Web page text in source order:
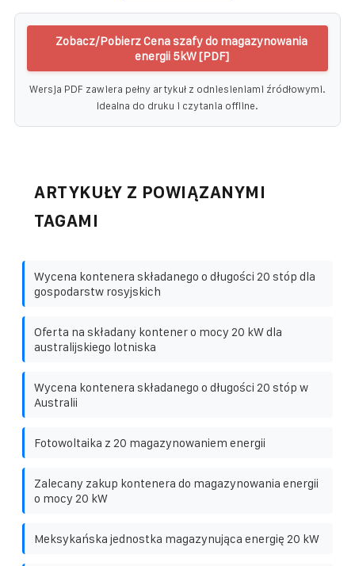
Zobacz/Pobierz Cena szafy do magazynowania
energii 5kW [PDF]
Wersja PDF zawiera pełny artykuł z odniesieniami źródłowymi.
Idealna do druku i czytania offline.
ARTYKUŁY Z POWIĄZANYMI
TAGAMI
Wycena kontenera składanego o długości 20 stóp dla
gospodarstw rosyjskich
Oferta na składany kontener o mocy 20 kW dla
australijskiego lotniska
Wycena kontenera składanego o długości 20 stóp w
Australii
Fotowoltaika z 20 magazynowaniem energii
Zalecany zakup kontenera do magazynowania energii
o mocy 20 kW
Meksykańska jednostka magazynująca energię 20 kW